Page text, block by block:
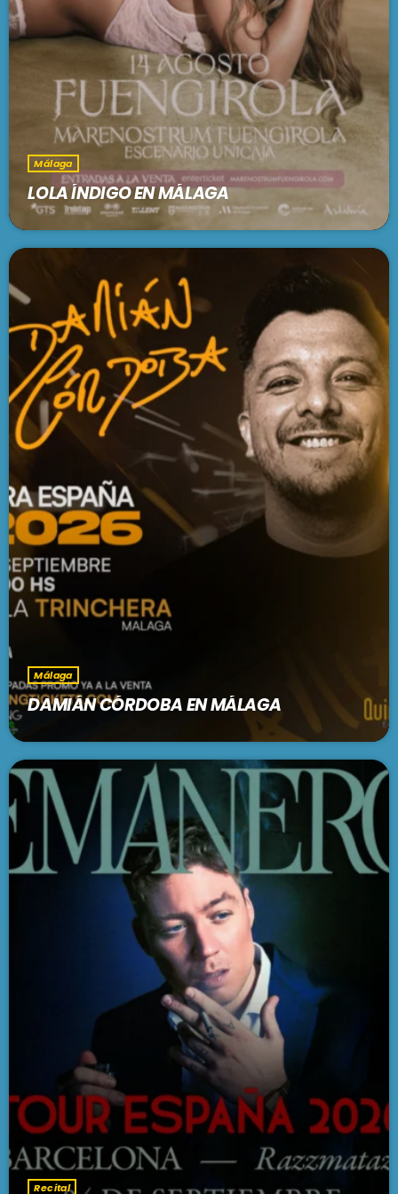
Málaga
LOLA ÍNDIGO EN MÁLAGA
Málaga
DAMIÁN CÓRDOBA EN MÁLAGA
Recital